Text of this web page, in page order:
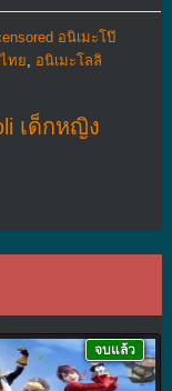
อนิเมะโป๊
ทย, อนิเมะโลลิ
เด็กหญิง
จบแล้ว